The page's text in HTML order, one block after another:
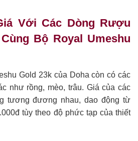
Với Các Dòng Rượu
Bộ Royal Umeshu
Gold 23k của Doha còn có các
như rồng, mèo, trâu. Giá của các
tương đương nhau, dao động từ
tùy theo độ phức tạp của thiết